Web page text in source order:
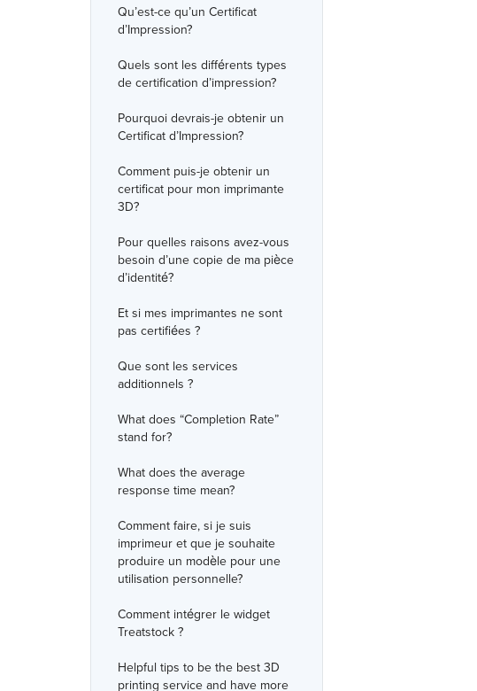
Qu’est-ce qu’un Certificat
d’Impression?
Quels sont les différents types
de certification d’impression?
Pourquoi devrais-je obtenir un
Certificat d’Impression?
Comment puis-je obtenir un
certificat pour mon imprimante
3D?
Pour quelles raisons avez-vous
besoin d’une copie de ma pièce
d’identité?
Et si mes imprimantes ne sont
pas certifiées ?
Que sont les services
additionnels ?
What does “Completion Rate”
stand for?
What does the average
response time mean?
Comment faire, si je suis
imprimeur et que je souhaite
produire un modèle pour une
utilisation personnelle?
Comment intégrer le widget
Treatstock ?
Helpful tips to be the best 3D
printing service and have more